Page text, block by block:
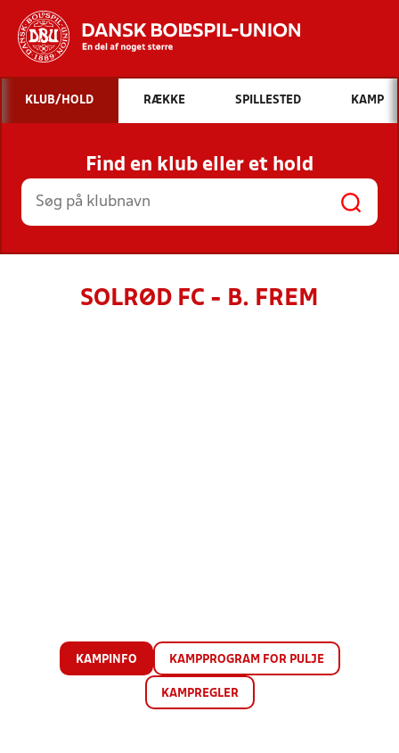
Hvad vil du søge efter?
INDHOLD OG NYHEDER
STILLINGER, RESULTATER, KLUBBER OG
HOLD
KLUB/HOLD RÆKKE SPILLESTED KAMP
Find en klub eller et hold
SOLRØD FC - B. FREM
KAMPINFO KAMPPROGRAM FOR PULJE
KAMPREGLER